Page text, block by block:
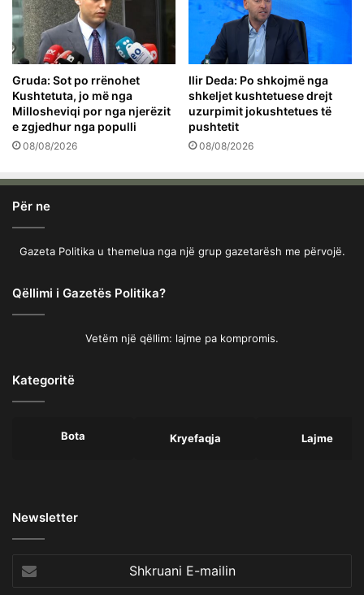
Gruda: Sot po rrënohet
Kushtetuta, jo më nga
Millosheviqi por nga njerëzit
e zgjedhur nga populli
08/08/2026
Ilir Deda: Po shkojmë nga
shkeljet kushtetuese drejt
uzurpimit jokushtetues të
pushtetit
08/08/2026
Për ne
Gazeta Politika u themelua nga një grup gazetarësh me përvojë.
Qëllimi i Gazetës Politika?
Vetëm një qëllim: lajme pa kompromis.
Kategoritë
Bota Kryefaqja Lajme
Newsletter
E-